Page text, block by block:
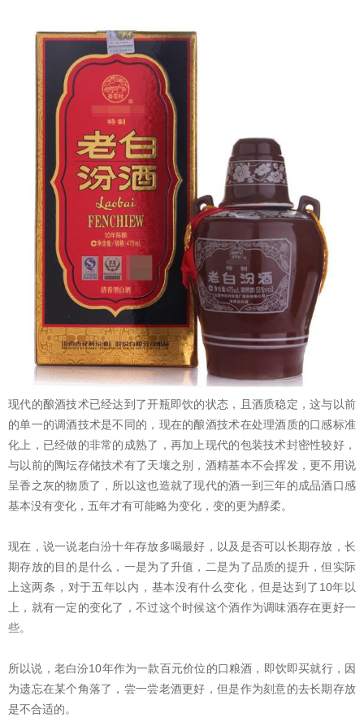
现代的酿酒技术已经达到了开瓶即饮的状态，且酒质稳定，这与以前
的单一的调酒技术是不同的，现在的酿酒技术在处理酒质的口感标准
化上，已经做的非常的成熟了，再加上现代的包装技术封密性较好，
与以前的陶坛存储技术有了天壤之别，酒精基本不会挥发，更不用说
呈香之灰的物质了，所以这也造就了现代的酒一到三年的成品酒口感
基本没有变化，五年才有可能略为变化，变的更为醇柔。
现在，说一说老白汾十年存放多喝最好，以及是否可以长期存放，长
期存放的目的是什么，一是为了升值，二是为了品质的提升，但实际
上这两条，对于五年以内，基本没有什么变化，但是达到了10年以
上，就有一定的变化了，不过这个时候这个酒作为调味酒存在更好一
些。
所以说，老白汾10年作为一款百元价位的口粮酒，即饮即买就行，因
为遗忘在某个角落了，尝一尝老酒更好，但是作为刻意的去长期存放
是不合适的。